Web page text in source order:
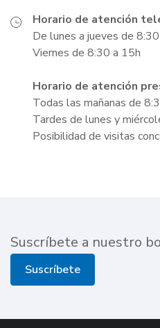
Horario de atención
De lunes a jueves de
Viernes de 8:30 a 15h
Horario de atención
Todas las mañanas de
Tardes de lunes y
Posibilidad de visitas
Suscríbete a nuestro
Suscríbete